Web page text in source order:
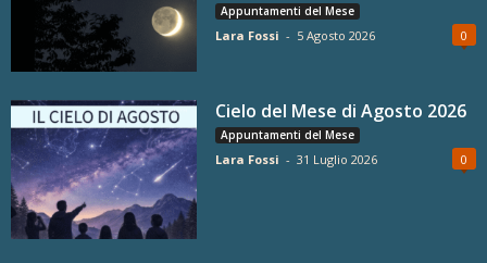
Appuntamenti del Mese
Lara Fossi - 5 Agosto 2026 0
Cielo del Mese di Agosto 2026
Appuntamenti del Mese
Lara Fossi - 31 Luglio 2026 0